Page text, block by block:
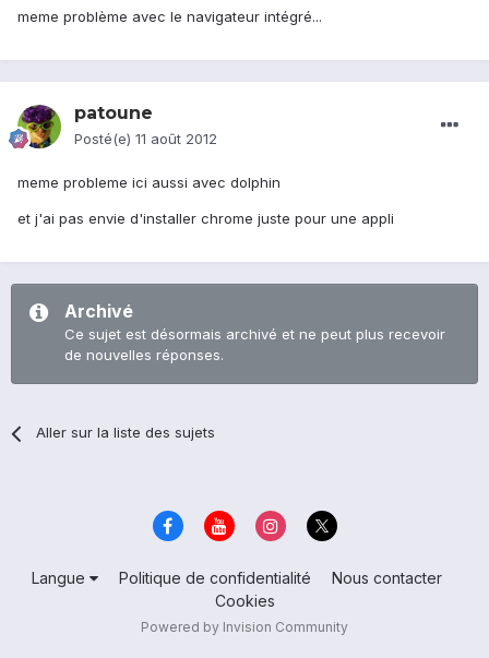
meme problème avec le navigateur intégré...
patoune
Posté(e) 11 août 2012
meme probleme ici aussi avec dolphin
et j'ai pas envie d'installer chrome juste pour une appli
Archivé
Ce sujet est désormais archivé et ne peut plus recevoir
de nouvelles réponses.
Aller sur la liste des sujets
Langue Politique de confidentialité
Nous contacter
Cookies
Powered by Invision Community